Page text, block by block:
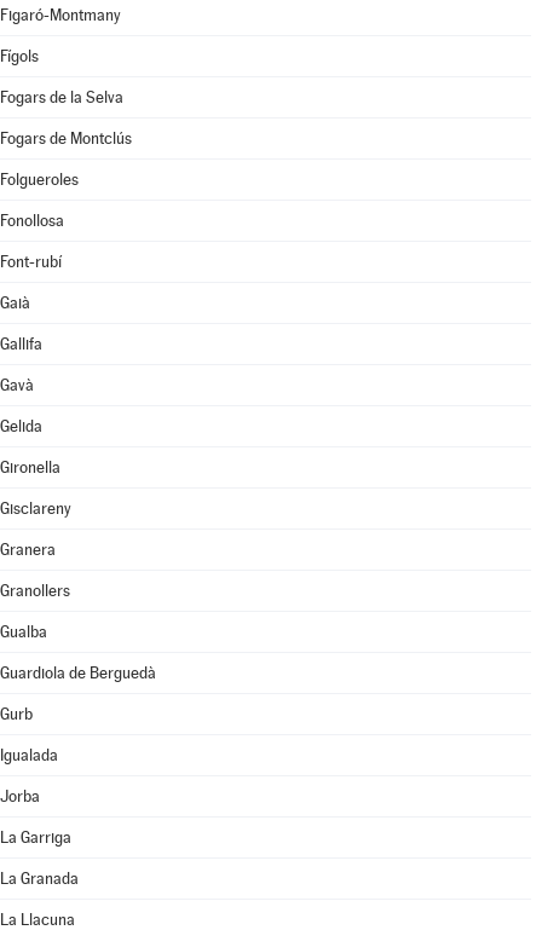
Figaró-Montmany
Fígols
Fogars de la Selva
Fogars de Montclús
Folgueroles
Fonollosa
Font-rubí
Gaià
Gallifa
Gavà
Gelida
Gironella
Gisclareny
Granera
Granollers
Gualba
Guardiola de Berguedà
Gurb
Igualada
Jorba
La Garriga
La Granada
La Llacuna